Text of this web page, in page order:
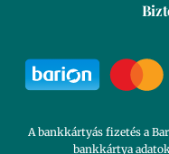
A bankkártyás fizetés a
bankkártya